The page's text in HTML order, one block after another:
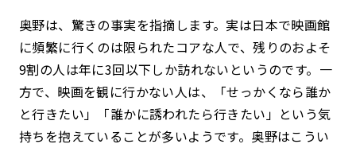
奥野は、驚きの事実を指摘します。実は日本で映画館
に頻繁に行くのは限られたコアな人で、残りのおよそ
9割の人は年に3回以下しか訪れないというのです。一
方で、映画を観に行かない人は、「せっかくなら誰か
と行きたい」「誰かに誘われたら行きたい」という気
持ちを抱えていることが多いようです。奥野はこうい